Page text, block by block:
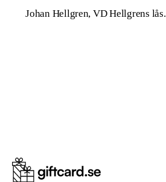
Johan Hellgren, VD Hellgrens lås.